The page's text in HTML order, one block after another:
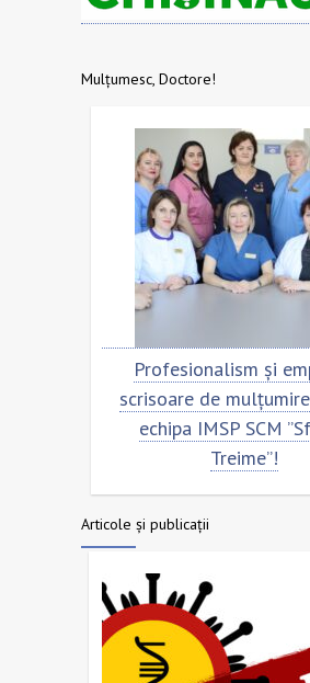
Mulțumesc, Doctore!
Profesionalism și empatie:
scrisoare de mulțumire pentru
echipa IMSP SCM ”Sfânta
Articole și publicații